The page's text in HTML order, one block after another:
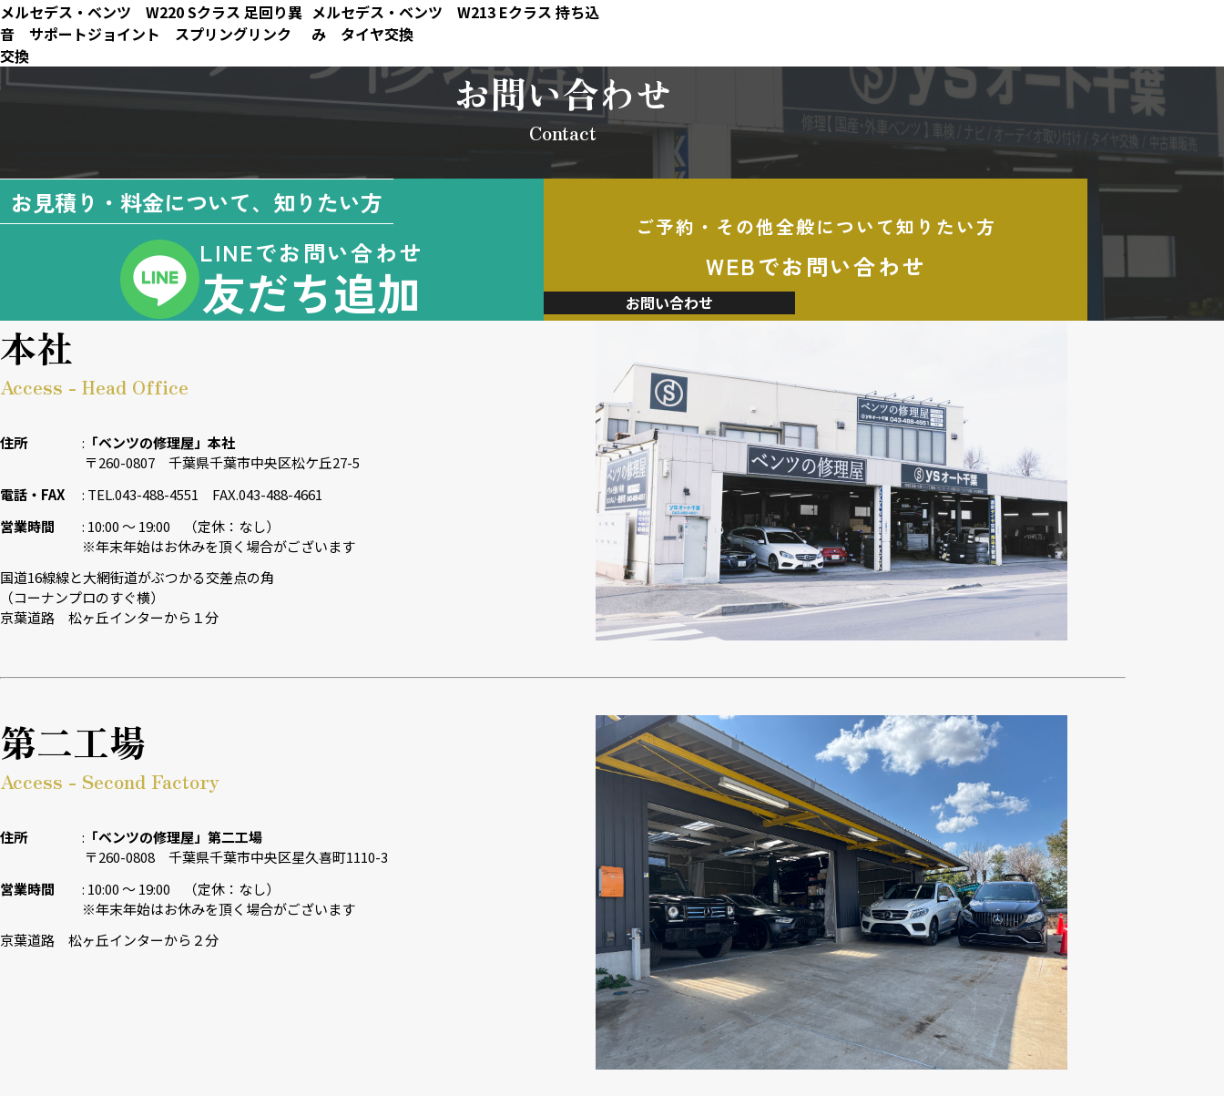
メルセデス・ベンツ W220 Sクラス 足回り異
音 サポートジョイント スプリングリンク
交換
メルセデス・ベンツ W213 Eクラス 持ち込
み タイヤ交換
お問い合わせ
Contact
お見積り・料金について、知りたい方
LINEでお問い合わせ
友だち追加
ご予約・その他全般について知りたい方
WEBでお問い合わせ
お問い合わせ
本社
Access - Head Office
住所
「ベンツの修理屋」本社
〒260-0807 千葉県千葉市中央区松ケ丘27-5
電話・FAX
TEL.043-488-4551 FAX.043-488-4661
営業時間
10:00 〜 19:00 （定休：なし）
※年末年始はお休みを頂く場合がございます
国道16線線と大網街道がぶつかる交差点の角
（コーナンプロのすぐ横）
京葉道路 松ヶ丘インターから１分
第二工場
Access - Second Factory
住所
「ベンツの修理屋」第二工場
〒260-0808 千葉県千葉市中央区星久喜町1110-3
営業時間
10:00 〜 19:00 （定休：なし）
※年末年始はお休みを頂く場合がございます
京葉道路 松ヶ丘インターから２分